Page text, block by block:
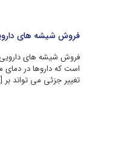
فروش شیشه های
فروش شیشه های دارویی
است که داروها در دمای
تغییر جزئی می تواند بر